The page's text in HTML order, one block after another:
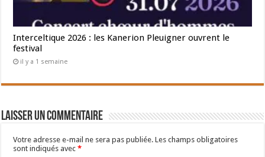
Interceltique 2026 : les Kanerion Pleuigner ouvrent le
festival
il y a 1 semaine
Laisser un commentaire
Votre adresse e-mail ne sera pas publiée. Les champs obligatoires
sont indiqués avec*